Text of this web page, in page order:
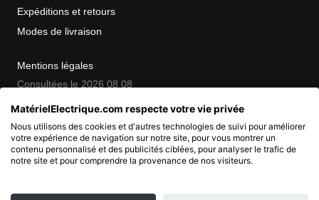
Expéditions et retours
Modes de livraison
Mentions légales
Consultées le 2026 08 08
COPYRIGHT
© 2007 - 2026 Nimbanet
MatérielElectrique.com respecte votre vie privée
Nous utilisons des cookies et d'autres technologies de suivi pour améliorer
votre expérience de navigation sur notre site, pour vous montrer un
contenu personnalisé et des publicités ciblées, pour analyser le trafic de
notre site et pour comprendre la provenance de nos visiteurs.